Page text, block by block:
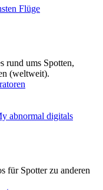
Flüge
rund ums Spotten,
(weltweit).
abnormal digitals
für Spotter zu anderen